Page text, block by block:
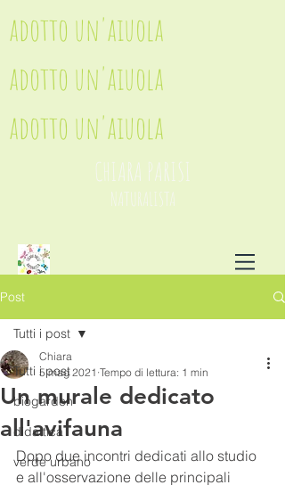
adotto un'aiuola
adotto un'aiuola
adotto un'aiuola
CHIARA PARISI
NATURALISTA
Post
Tutti i post
biogarden
didattica
verde urbano
Tutti i post
Un murale dedicato
all'avifauna
Chiara
5 mag 2021 Tempo di lettura: 1 min
Dopo due incontri dedicati allo studio
e all'osservazione delle principali